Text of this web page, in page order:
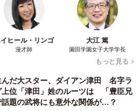
ヒール・リンゴ
漫才師
大江 篤
園田学園女子大学学長
もっと見る
んだ大スター、ダイアン津田 名字ラ
上位「津田」姓のルーツは 「豊臣兄
話題の武将にも意外な関係が…？